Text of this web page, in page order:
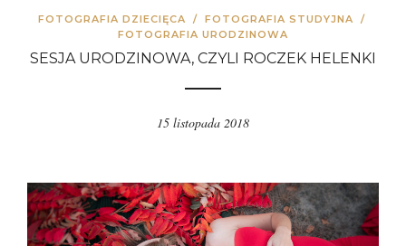
FOTOGRAFIA DZIECIĘCA / FOTOGRAFIA STUDYJNA /
FOTOGRAFIA URODZINOWA
SESJA URODZINOWA, CZYLI ROCZEK HELENKI
15 listopada 2018